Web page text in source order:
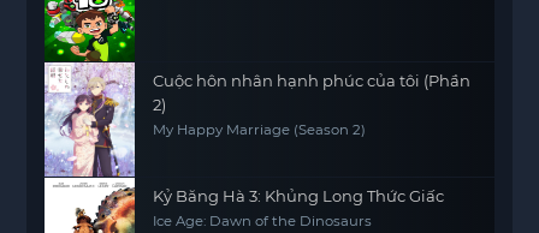
Cuộc hôn nhân hạnh phúc của tôi (Phần
2)
My Happy Marriage (Season 2)
Kỷ Băng Hà 3: Khủng Long Thức Giấc
Ice Age: Dawn of the Dinosaurs